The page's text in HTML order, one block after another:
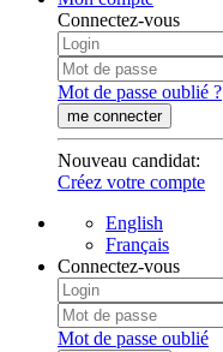
Connectez-vous
Mot de passe oublié ?
me connecter
Nouveau candidat:
Créez votre compte
English
Français
Connectez-vous
Mot de passe oublié